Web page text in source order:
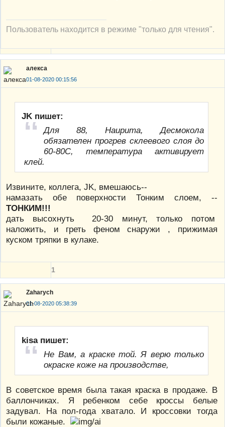
Пользователь находится в режиме "только для чтения".
алекса
01-08-2020 00:15:56
JK пишет:
Для 88, Наирита, Десмокола
обязателен прогрев склеевого слоя до
60-80С, температура активирует
клей.
Извините, коллега, JK, вмешаюсь--
намазать обе поверхности Тонким слоем, --
ТОНКИМ!!!
дать высохнуть 20-30 минут, только потом
наложить, и греть феном снаружи , прижимая
куском тряпки в кулаке.
1
Zaharych
01-08-2020 05:38:39
kisa пишет:
Не Вам, а краске той. Я верю только
окраске коже на производстве,
В советское время была такая краска в продаже. В
баллончиках. Я ребенком себе кроссы белые
задувал. На пол-года хватало. И кроссовки тогда
были кожаные.